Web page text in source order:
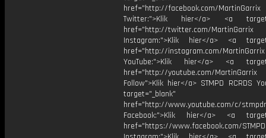
href="http://facebook.com/MartinGarrix
Twitter:">Klik hier</a> <a
href="http://twitter.com/MartinGarrix
Instagram:">Klik hier</a> <a
href="http://instagram.com/MartinGarrix
YouTube:">Klik hier</a> <a
href="http://youtube.com/MartinGarrix
Follow">Klik hier</a> STMPD RCRDS
target="_blank"
href="http://www.youtube.com/c/
Facebook:">Klik hier</a> <a
href="https://www.facebook.com/